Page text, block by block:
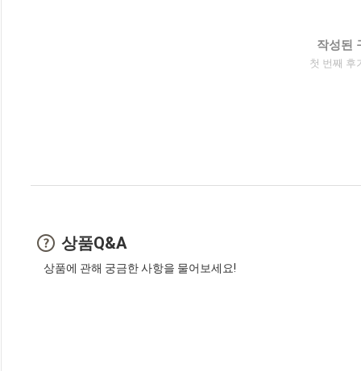
작성된
첫 번째 후
상품Q&A
상품에 관해 궁금한 사항을 물어보세요!